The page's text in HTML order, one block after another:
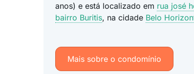
anos) e está localizado em rua josé
bairro Buritis, na cidade Belo
Mais sobre o condomínio